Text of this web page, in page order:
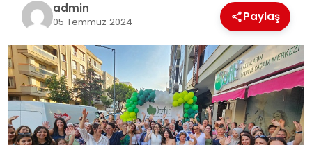
MAGAZIN
DÜNYA
OTOMOBIL
admin
05 Temmuz 2024 Paylaş